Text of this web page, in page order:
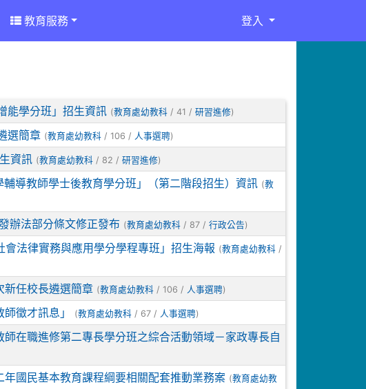
教育服務 登入
能學分班」招生資訊 (教育處幼教科 / 41 / 研習進修)
選簡章 (教育處幼教科 / 106 / 人事選聘)
資訊 (教育處幼教科 / 82 / 研習進修)
導教師學士後教育學分班」（第二階段招生）資訊 (教
辦法部分條文修正發布 (教育處幼教科 / 87 / 行政公告)
法律實務與應用學分學程專班」招生海報 (教育處幼教科 /
新任校長遴選簡章 (教育處幼教科 / 106 / 人事選聘)
徵才訊息」 (教育處幼教科 / 67 / 人事選聘)
在職進修第二專長學分班之綜合活動領域－家政專長自
年國民基本教育課程綱要相關配套推動業務案 (教育處幼教